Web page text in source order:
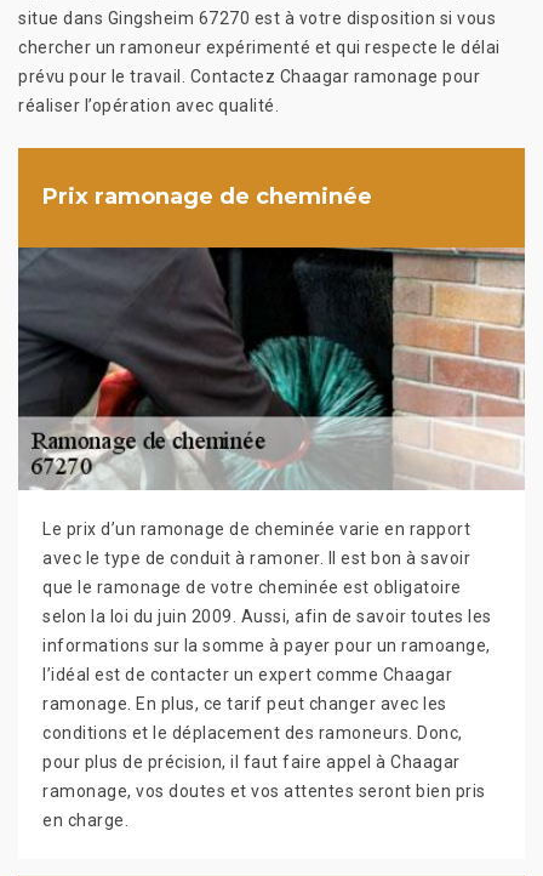
situe dans Gingsheim 67270 est à votre disposition si vous
chercher un ramoneur expérimenté et qui respecte le délai
prévu pour le travail. Contactez Chaagar ramonage pour
réaliser l’opération avec qualité.
Prix ramonage de cheminée
Le prix d’un ramonage de cheminée varie en rapport
avec le type de conduit à ramoner. Il est bon à savoir
que le ramonage de votre cheminée est obligatoire
selon la loi du juin 2009. Aussi, afin de savoir toutes les
informations sur la somme à payer pour un ramoange,
l’idéal est de contacter un expert comme Chaagar
ramonage. En plus, ce tarif peut changer avec les
conditions et le déplacement des ramoneurs. Donc,
pour plus de précision, il faut faire appel à Chaagar
ramonage, vos doutes et vos attentes seront bien pris
en charge.